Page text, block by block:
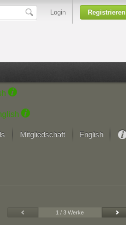
Login Registrieren
Mitgliedschaft English
Kunsthäuser
1 / 3 Werke